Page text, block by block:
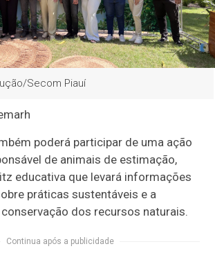
Secom Piauí
poderá participar de uma ação
de animais de estimação,
educativa que levará informações
práticas sustentáveis e a
dos recursos naturais.
Continua após a publicidade